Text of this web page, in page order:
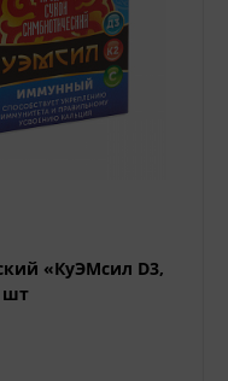
«КуЭМсил D3,
шт